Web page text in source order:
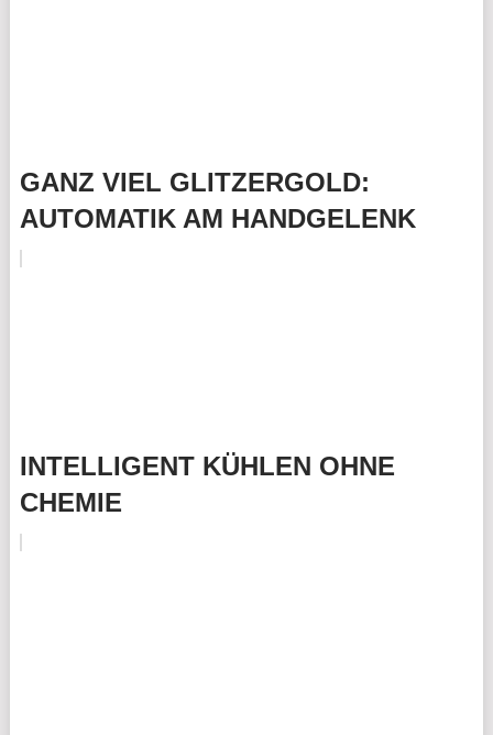
GANZ VIEL GLITZERGOLD:
AUTOMATIK AM HANDGELENK
INTELLIGENT KÜHLEN OHNE
CHEMIE